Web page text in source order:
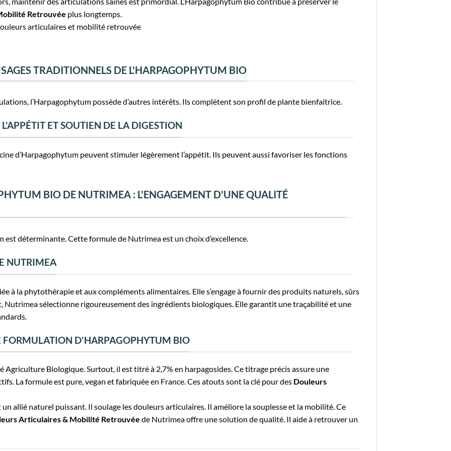
Retrouvée plus longtemps.
TRADITIONNELS DE L'HARPAGOPHYTUM BIO
l’Harpagophytum possède d’autres intérêts. Ils complètent son profil de plante bienfaitrice.
ET SOUTIEN DE LA DIGESTION
d’Harpagophytum peuvent stimuler légèrement l’appétit. Ils peuvent aussi favoriser les fonctions
BIO DE NUTRIMEA : L'ENGAGEMENT D'UNE QUALITÉ
est déterminante. Cette formule de Nutrimeaest un choix d’excellence.
NUTRIMEA
à la phytothérapie et aux compléments alimentaires. Elle s’engage à fournir des produits naturels, sûrs
Nutrimeasélectionne rigoureusement des ingrédients biologiques. Elle garantit une traçabilité et une
FORMULATION D'HARPAGOPHYTUM BIO
Biologique. Surtout, il est titré à 2,7% en harpagosides. Ce titrage précis assure une
La formule est pure, vegan et fabriquée en France. Ces atouts sont la clé pour des Douleurs
allié naturel puissant. Il soulage les douleurs articulaires. Il améliore la souplesse et la mobilité. Ce
Articulaires & Mobilité Retrouvée de Nutrimeaoffre une solution de qualité. Il aide à retrouver un